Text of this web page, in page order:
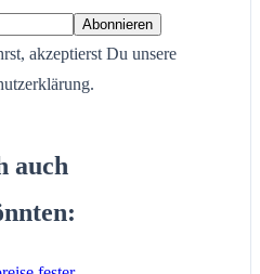
akzeptierst Du unsere
auch